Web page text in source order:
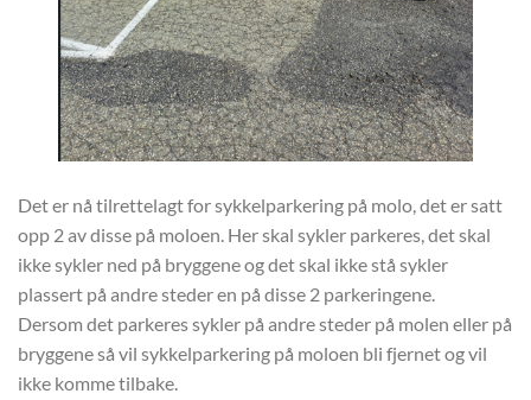
Det er nå tilrettelagt for sykkelparkering på molo, det er satt
opp 2 av disse på moloen. Her skal sykler parkeres, det skal
ikke sykler ned på bryggene og det skal ikke stå sykler
plassert på andre steder en på disse 2 parkeringene.
Dersom det parkeres sykler på andre steder på molen eller på
bryggene så vil sykkelparkering på moloen bli fjernet og vil
ikke komme tilbake.